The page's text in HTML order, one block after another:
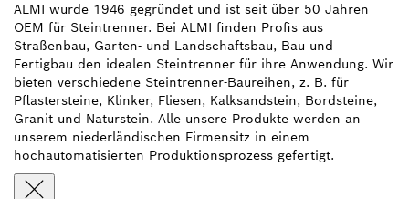
ALMI wurde 1946 gegründet und ist seit über 50 Jahren
OEM für Steintrenner. Bei ALMI finden Profis aus
Straßenbau, Garten- und Landschaftsbau, Bau und
Fertigbau den idealen Steintrenner für ihre Anwendung. Wir
bieten verschiedene Steintrenner-Baureihen, z. B. für
Pflastersteine, Klinker, Fliesen, Kalksandstein, Bordsteine,
Granit und Naturstein. Alle unsere Produkte werden an
unserem niederländischen Firmensitz in einem
hochautomatisierten Produktionsprozess gefertigt.